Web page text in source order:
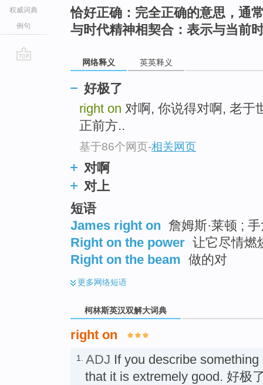
权威词典
例句
恰好正确：完全正确的意思，通
与时代精神相契合：表示与当前
网络释义 英英释义
好极了
right on 对啊, 你说得对啊, 老于
正前方..
基于86个网页-相关网页
对啊
对上
短语
James right on 詹姆斯·莱顿 ;
Right on the power 让它尽情燃
Right on the beam 做的对
更多网络短语
柯林斯英汉双解大词典
right on
1. ADJ If you describe
that it is extremely good. 好极